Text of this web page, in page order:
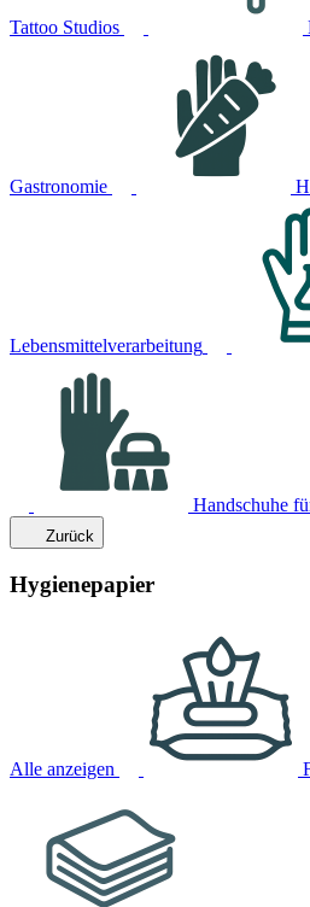
Tattoo Studios
Gastronomie
Lebensmittelverarbeitung
Handschuhe
Zurück
Hygienepapier
Alle anzeigen